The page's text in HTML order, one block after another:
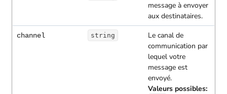
message à envoyer
aux destinataires.
channel string
Le canal de
communication par
lequel votre
message est
envoyé.
Valeurs possibles: